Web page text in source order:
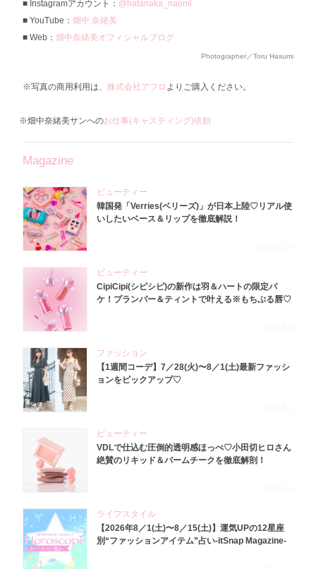
Instagramアカウント： @hatanaka_naomi
YouTube： 畑中 奈緒美
Web： 畑中奈緒美オフィシャルブログ
Photographer／Toru Hasumi
※写真の商用利用は、 株式会社アフロ よりご購入ください。
※畑中奈緒美サンへのお仕事(キャスティング)依頼
Magazine
ビューティー
韓国発「Verries(ベリーズ)」が日本上陸♡リアル使
いしたいベース＆リップを徹底解説！
ビューティー
CipiCipi(シピシピ)の新作は羽＆ハートの限定パ
ケ！プランパー＆ティントで叶える※もちぷる唇♡
ファッション
【1週間コーデ】7／28(火)〜8／1(土)最新ファッシ
ョンをピックアップ♡
ビューティー
VDLで仕込む圧倒的透明感ほっぺ♡小田切ヒロさん
絶賛のリキッド＆バームチークを徹底解剖！
ライフスタイル
【2026年8／1(土)〜8／15(土)】運気UPの12星座
別“ファッションアイテム”占い-itSnap Magazine-